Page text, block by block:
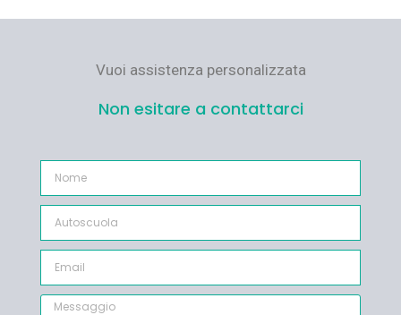
Vuoi assistenza personalizzata
Non esitare a contattarci